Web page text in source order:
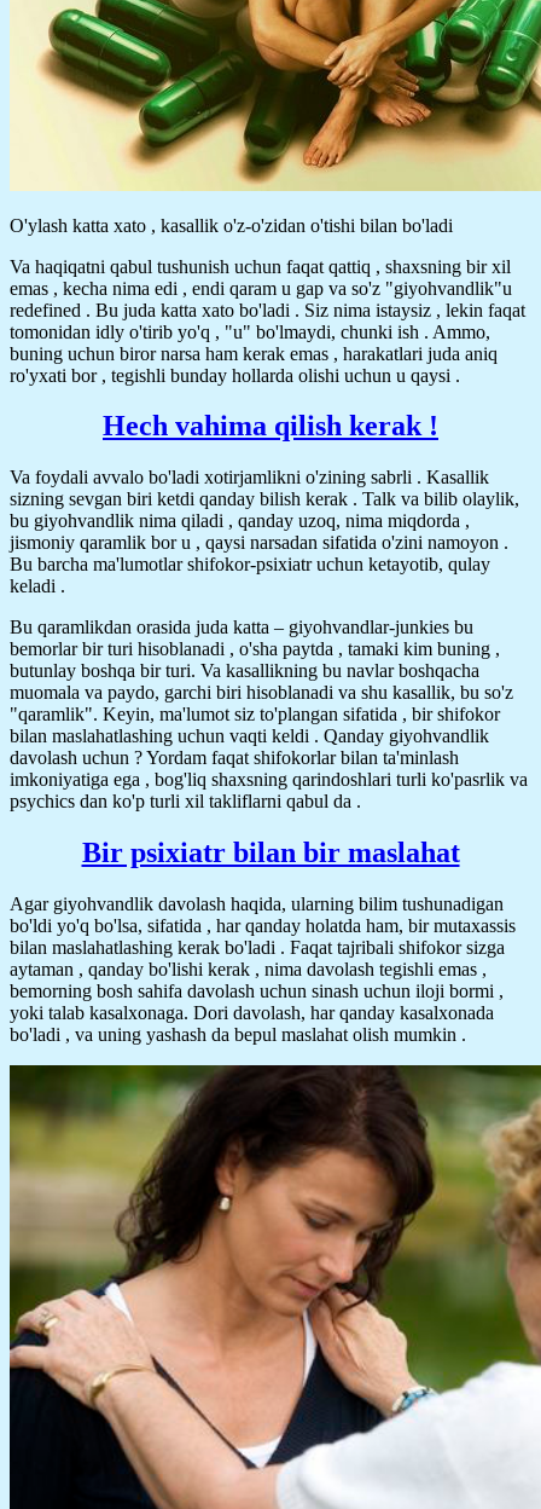
O'ylash katta xato , kasallik o'z-o'zidan o'tishi bilan bo'ladi
Va haqiqatni qabul tushunish uchun faqat qattiq , shaxsning bir xil
emas , kecha nima edi , endi qaram u gap va so'z "giyohvandlik"u
redefined . Bu juda katta xato bo'ladi . Siz nima istaysiz , lekin faqat
tomonidan idly o'tirib yo'q , "u" bo'lmaydi, chunki ish . Ammo,
buning uchun biror narsa ham kerak emas , harakatlari juda aniq
ro'yxati bor , tegishli bunday hollarda olishi uchun u qaysi .
Hech vahima qilish kerak !
Va foydali avvalo bo'ladi xotirjamlikni o'zining sabrli . Kasallik
sizning sevgan biri ketdi qanday bilish kerak . Talk va bilib olaylik,
bu giyohvandlik nima qiladi , qanday uzoq, nima miqdorda ,
jismoniy qaramlik bor u , qaysi narsadan sifatida o'zini namoyon .
Bu barcha ma'lumotlar shifokor-psixiatr uchun ketayotib, qulay
keladi .
Bu qaramlikdan orasida juda katta – giyohvandlar-junkies bu
bemorlar bir turi hisoblanadi , o'sha paytda , tamaki kim buning ,
butunlay boshqa bir turi. Va kasallikning bu navlar boshqacha
muomala va paydo, garchi biri hisoblanadi va shu kasallik, bu so'z
"qaramlik". Keyin, ma'lumot siz to'plangan sifatida , bir shifokor
bilan maslahatlashing uchun vaqti keldi . Qanday giyohvandlik
davolash uchun ? Yordam faqat shifokorlar bilan ta'minlash
imkoniyatiga ega , bog'liq shaxsning qarindoshlari turli ko'pasrlik va
psychics dan ko'p turli xil takliflarni qabul da .
Bir psixiatr bilan bir maslahat
Agar giyohvandlik davolash haqida, ularning bilim tushunadigan
bo'ldi yo'q bo'lsa, sifatida , har qanday holatda ham, bir mutaxassis
bilan maslahatlashing kerak bo'ladi . Faqat tajribali shifokor sizga
aytaman , qanday bo'lishi kerak , nima davolash tegishli emas ,
bemorning bosh sahifa davolash uchun sinash uchun iloji bormi ,
yoki talab kasalxonaga. Dori davolash, har qanday kasalxonada
bo'ladi , va uning yashash da bepul maslahat olish mumkin .